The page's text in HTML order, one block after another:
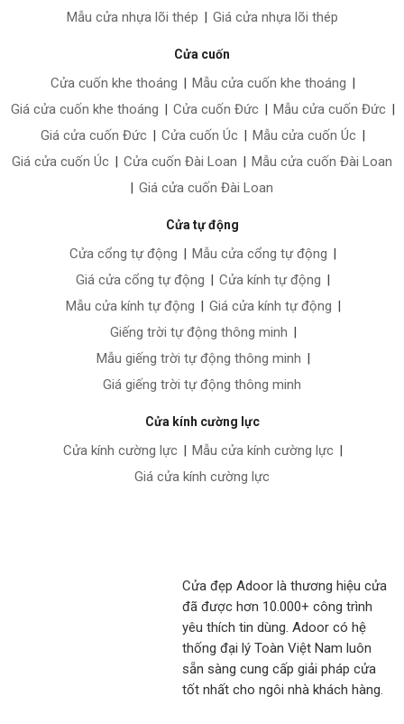
Mẫu cửa nhựa lõi thép | Giá cửa nhựa lõi thép
Cửa cuốn
Cửa cuốn khe thoáng | Mẫu cửa cuốn khe thoáng |
Giá cửa cuốn khe thoáng | Cửa cuốn Đức | Mẫu cửa cuốn Đức |
Giá cửa cuốn Đức | Cửa cuốn Úc | Mẫu cửa cuốn Úc |
Giá cửa cuốn Úc | Cửa cuốn Đài Loan | Mẫu cửa cuốn Đài Loan
| Giá cửa cuốn Đài Loan
Cửa tự động
Cửa cổng tự động | Mẫu cửa cổng tự động |
Giá cửa cổng tự động | Cửa kính tự động |
Mẫu cửa kính tự động | Giá cửa kính tự động |
Giếng trời tự động thông minh |
Mẫu giếng trời tự động thông minh |
Giá giếng trời tự động thông minh
Cửa kính cường lực
Cửa kính cường lực | Mẫu cửa kính cường lực |
Giá cửa kính cường lực
Cửa đẹp Adoor là thương hiệu cửa
đã được hơn 10.000+ công trình
yêu thích tin dùng. Adoor có hệ
thống đại lý Toàn Việt Nam luôn
sẵn sàng cung cấp giải pháp cửa
tốt nhất cho ngôi nhà khách hàng.